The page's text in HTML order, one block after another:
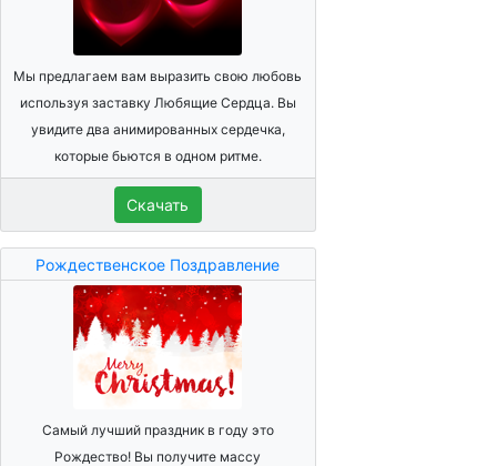
Мы предлагаем вам выразить свою любовь
используя заставку Любящие Сердца. Вы
увидите два анимированных сердечка,
которые бьются в одном ритме.
Скачать
Рождественское Поздравление
Самый лучший праздник в году это
Рождество! Вы получите массу